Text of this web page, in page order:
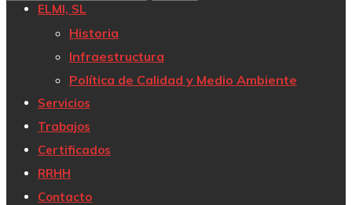
ELMI, SL
Historia
Infraestructura
Política de Calidad y Medio Ambiente
Servicios
Trabajos
Certificados
RRHH
Contacto